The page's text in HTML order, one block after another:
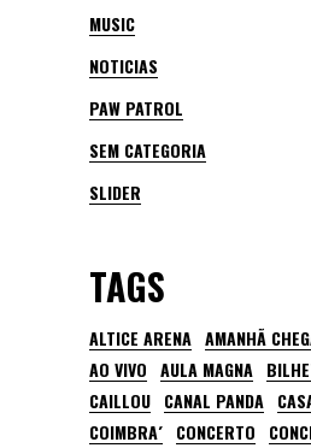
MUSIC
NOTICIAS
PAW PATROL
SEM CATEGORIA
SLIDER
TAGS
ALTICE ARENA AMANHÃ
AO VIVO AULA MAGNA
CAILLOU CANAL PANDA
COIMBRA´ CONCERTO